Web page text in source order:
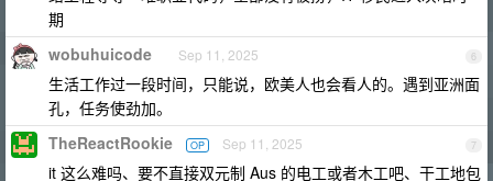
期
6
wobuhuicode Sep 11, 2025
生活工作过一段时间，只能说，欧美人也会看人的。遇到亚洲面
孔，任务使劲加。
7
TheReactRookie OP Sep 11, 2025
it 这么难吗、要不直接双元制 Aus 的电工或者木工吧、干工地包